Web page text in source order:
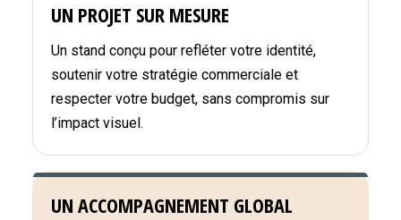
UN PROJET SUR MESURE
Un stand conçu pour refléter votre identité,
soutenir votre stratégie commerciale et
respecter votre budget, sans compromis sur
l’impact visuel.
UN ACCOMPAGNEMENT GLOBAL